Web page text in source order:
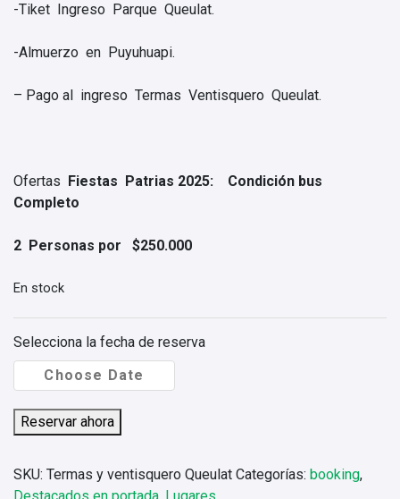
-Tiket Ingreso Parque Queulat.
-Almuerzo en Puyuhuapi.
– Pago al ingreso Termas Ventisquero Queulat.
Ofertas Fiestas Patrias 2025: Condición bus
Completo
2 Personas por $250.000
En stock
Selecciona la fecha de reserva
Reservar ahora
SKU: Termas y ventisquero Queulat Categorías: booking,
Destacados en portada, Lugares